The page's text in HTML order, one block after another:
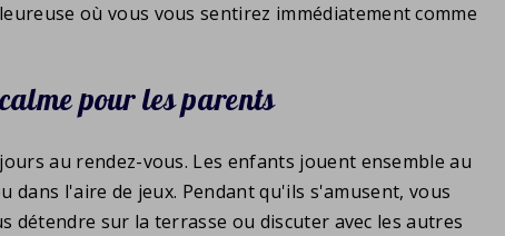
où vous vous sentirez immédiatement comme
pour les parents
au rendez-vous. Les enfants jouent ensemble au
l'aire de jeux. Pendant qu'ils s'amusent, vous
sur la terrasse ou discuter avec les autres